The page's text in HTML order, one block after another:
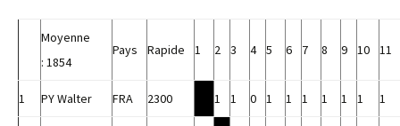
Moyenne
: 1854
Pays Rapide 1 2 3 4 5 6 7 8 9 10 11
1 PY Walter FRA 2300 1 1 0 1 1 1 1 1 1 1